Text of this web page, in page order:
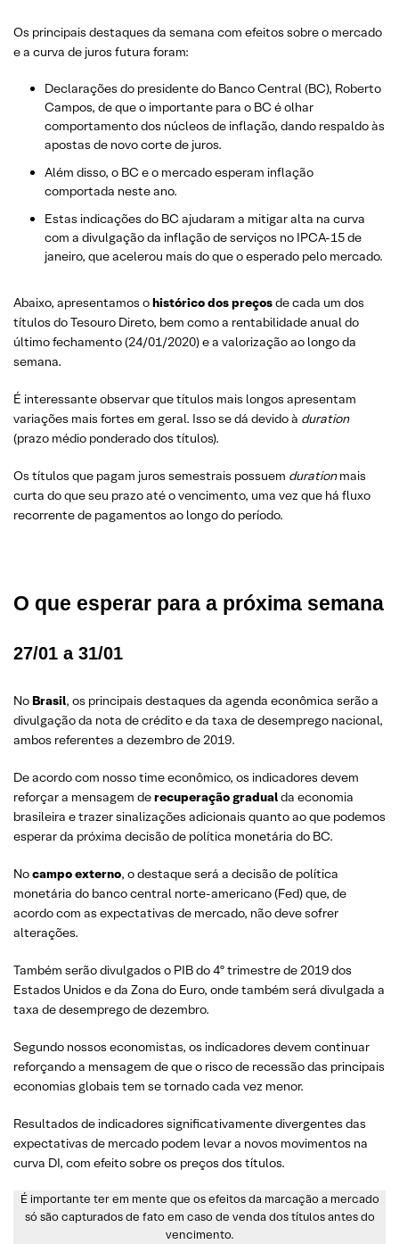
Os principais destaques da semana com efeitos sobre o mercado
e a curva de juros futura foram:
Declarações do presidente do Banco Central (BC), Roberto
Campos, de que o importante para o BC é olhar
comportamento dos núcleos de inflação, dando respaldo às
apostas de novo corte de juros.
Além disso, o BC e o mercado esperam inflação
comportada neste ano.
Estas indicações do BC ajudaram a mitigar alta na curva
com a divulgação da inflação de serviços no IPCA-15 de
janeiro, que acelerou mais do que o esperado pelo mercado.
Abaixo, apresentamos ohistórico dos preçosde cada um dos
títulos do Tesouro Direto, bem como a rentabilidade anual do
último fechamento (24/01/2020) e a valorização ao longo da
semana.
É interessante observar que títulos mais longos apresentam
variações mais fortes em geral. Isso se dá devido à duration
(prazo médio ponderado dos títulos).
Os títulos que pagam juros semestrais possuem durationmais
curta do que seu prazo até o vencimento, uma vez que há fluxo
recorrente de pagamentos ao longo do período.
O que esperar para a próxima semana
27/01 a 31/01
No Brasil, os principais destaques da agenda econômica serão a
divulgação da nota de crédito e da taxa de desemprego nacional,
ambos referentes a dezembro de 2019.
De acordo com nosso time econômico, os indicadores devem
reforçar a mensagem derecuperação gradualda economia
brasileira e trazer sinalizações adicionais quanto ao que podemos
esperar da próxima decisão de política monetária do BC.
Nocampo externo, o destaque será a decisão de política
monetária do banco central norte-americano (Fed) que, de
acordo com as expectativas de mercado, não deve sofrer
alterações.
Também serão divulgados o PIB do 4º trimestre de 2019 dos
Estados Unidos e da Zona do Euro, onde também será divulgada a
taxa de desemprego de dezembro.
Segundo nossos economistas, os indicadores devem continuar
reforçando a mensagem de que o risco de recessão das principais
economias globais tem se tornado cada vez menor.
Resultados de indicadores significativamente divergentes das
expectativas de mercado podem levar a novos movimentos na
curva DI, com efeito sobre os preços dos títulos.
É importante ter em mente que os efeitos da marcação a mercado
só são capturados de fato em caso de venda dos títulos antes do
vencimento.